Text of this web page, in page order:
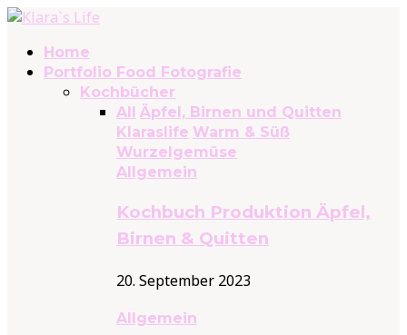
Home
Portfolio Food Fotografie
Kochbücher
All Äpfel, Birnen und Quitten
Klaraslife Warm & Süß
Wurzelgemüse
Allgemein
Kochbuch Produktion Äpfel,
Birnen & Quitten
20. September 2023
Allgemein